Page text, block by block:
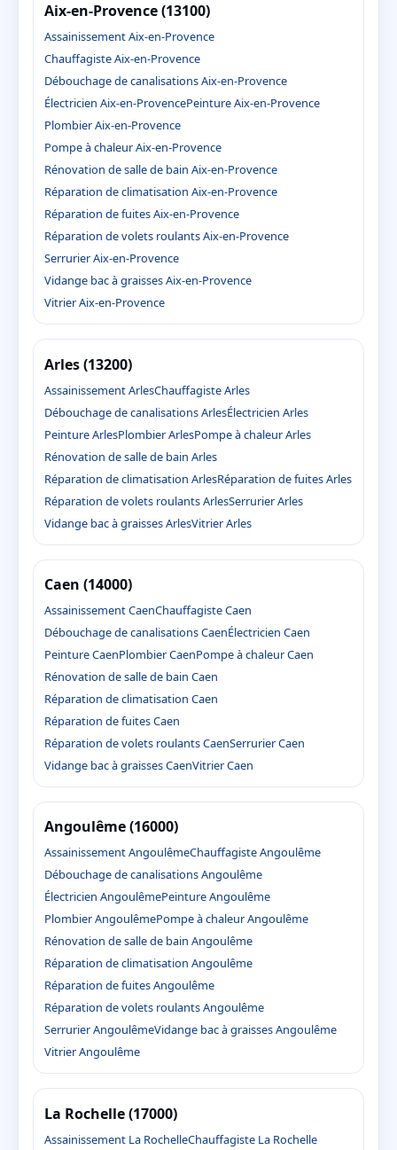
Aix-en-Provence (13100)
Assainissement Aix-en-Provence
Chauffagiste Aix-en-Provence
Débouchage de canalisations Aix-en-Provence
Électricien Aix-en-ProvencePeinture Aix-en-Provence
Plombier Aix-en-Provence
Pompe à chaleur Aix-en-Provence
Rénovation de salle de bain Aix-en-Provence
Réparation de climatisation Aix-en-Provence
Réparation de fuites Aix-en-Provence
Réparation de volets roulants Aix-en-Provence
Serrurier Aix-en-Provence
Vidange bac à graisses Aix-en-Provence
Vitrier Aix-en-Provence
Arles (13200)
Assainissement ArlesChauffagiste Arles
Débouchage de canalisations ArlesÉlectricien Arles
Peinture ArlesPlombier ArlesPompe à chaleur Arles
Rénovation de salle de bain Arles
Réparation de climatisation ArlesRéparation de fuites Arles
Réparation de volets roulants ArlesSerrurier Arles
Vidange bac à graisses ArlesVitrier Arles
Caen (14000)
Assainissement CaenChauffagiste Caen
Débouchage de canalisations CaenÉlectricien Caen
Peinture CaenPlombier CaenPompe à chaleur Caen
Rénovation de salle de bain Caen
Réparation de climatisation Caen
Réparation de fuites Caen
Réparation de volets roulants CaenSerrurier Caen
Vidange bac à graisses CaenVitrier Caen
Angoulême (16000)
Assainissement AngoulêmeChauffagiste Angoulême
Débouchage de canalisations Angoulême
Électricien AngoulêmePeinture Angoulême
Plombier AngoulêmePompe à chaleur Angoulême
Rénovation de salle de bain Angoulême
Réparation de climatisation Angoulême
Réparation de fuites Angoulême
Réparation de volets roulants Angoulême
Serrurier AngoulêmeVidange bac à graisses Angoulême
Vitrier Angoulême
La Rochelle (17000)
Assainissement La RochelleChauffagiste La Rochelle